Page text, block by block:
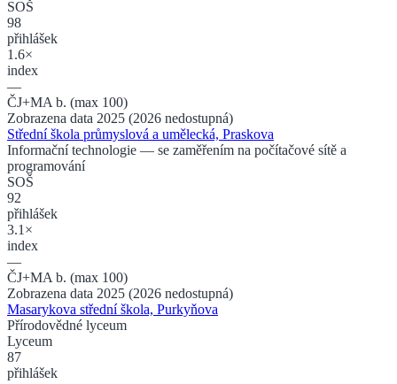
SOŠ
98
přihlášek
1.6×
index
—
ČJ+MA b. (max 100)
Zobrazena data 2025 (2026 nedostupná)
Střední škola průmyslová a umělecká, Praskova
Informační technologie — se zaměřením na počítačové sítě a
programování
SOŠ
92
přihlášek
3.1×
index
—
ČJ+MA b. (max 100)
Zobrazena data 2025 (2026 nedostupná)
Masarykova střední škola, Purkyňova
Přírodovědné lyceum
Lyceum
87
přihlášek